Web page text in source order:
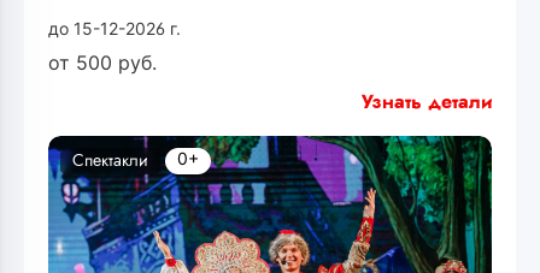
до 15-12-2026 г.
от 500 руб.
Узнать детали
Спектакли 0+